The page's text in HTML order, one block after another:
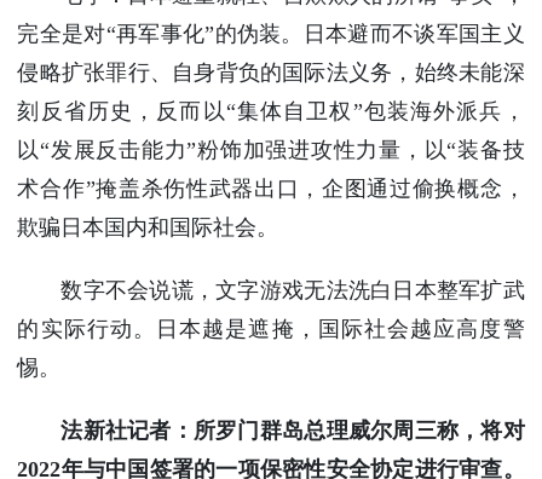
完全是对“再军事化”的伪装。日本避而不谈军国主义
侵略扩张罪行、自身背负的国际法义务，始终未能深
刻反省历史，反而以“集体自卫权”包装海外派兵，
以“发展反击能力”粉饰加强进攻性力量，以“装备技
术合作”掩盖杀伤性武器出口，企图通过偷换概念，
欺骗日本国内和国际社会。
数字不会说谎，文字游戏无法洗白日本整军扩武
的实际行动。日本越是遮掩，国际社会越应高度警
惕。
法新社记者：所罗门群岛总理威尔周三称，将对
2022年与中国签署的一项保密性安全协定进行审查。